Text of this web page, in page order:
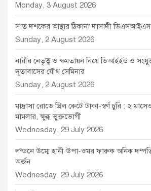
Monday, 3 August 2026
সাত দশকের আস্থার ঠিকানা দাসাদী ডিএসআইএস
Sunday, 2 August 2026
নারীর নেতৃত্ব ও ক্ষমতায়ন নিয়ে ডিআইইউ ও
দূতাবাসের যৌথ সেমিনার
Sunday, 2 August 2026
মাদ্রাসা রোডে গ্রিল কেটে টাকা-স্বর্ণ চুরি : ২
মামলার, ক্ষুব্ধ ভুক্তভোগী
Wednesday, 29 July 2026
লন্ডনে উম্মে হানী উপা-ওমর ফারুক অনিক
অর্জন
Wednesday, 29 July 2026